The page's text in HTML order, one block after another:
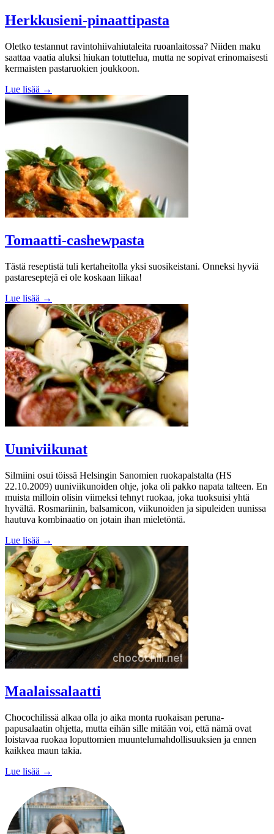
Herkkusieni-pinaattipasta
Oletko testannut ravintohiivahiutaleita ruoanlaitossa? Niiden maku
saattaa vaatia aluksi hiukan totuttelua, mutta ne sopivat erinomaisesti
kermaisten pastaruokien joukkoon.
Lue lisää →
Tomaatti-cashewpasta
Tästä reseptistä tuli kertaheitolla yksi suosikeistani. Onneksi hyviä
pastareseptejä ei ole koskaan liikaa!
Lue lisää →
Uuniviikunat
Silmiini osui töissä Helsingin Sanomien ruokapalstalta (HS
22.10.2009) uuniviikunoiden ohje, joka oli pakko napata talteen. En
muista milloin olisin viimeksi tehnyt ruokaa, joka tuoksuisi yhtä
hyvältä. Rosmariinin, balsamicon, viikunoiden ja sipuleiden uunissa
hautuva kombinaatio on jotain ihan mieletöntä.
Lue lisää →
Maalaissalaatti
Chocochilissä alkaa olla jo aika monta ruokaisan peruna-
papusalaatin ohjetta, mutta eihän sille mitään voi, että nämä ovat
loistavaa ruokaa loputtomien muuntelumahdollisuuksien ja ennen
kaikkea maun takia.
Lue lisää →